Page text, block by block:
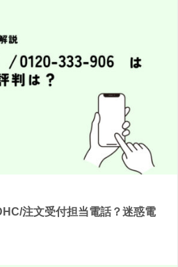
注文受付担当電話？迷惑電